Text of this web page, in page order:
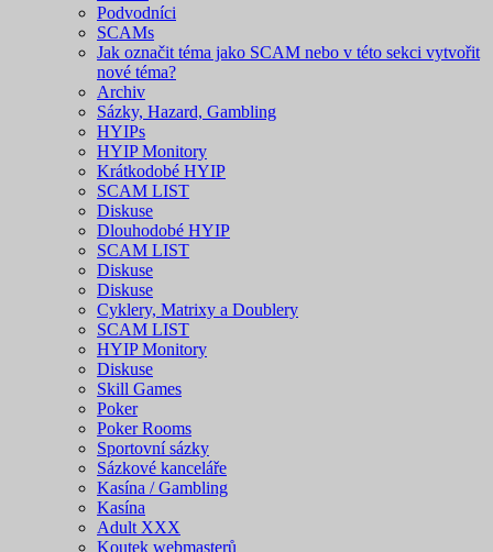
Podvodníci
SCAMs
Jak označit téma jako SCAM nebo v této sekci vytvořit
nové téma?
Archiv
Sázky, Hazard, Gambling
HYIPs
HYIP Monitory
Krátkodobé HYIP
SCAM LIST
Diskuse
Dlouhodobé HYIP
SCAM LIST
Diskuse
Diskuse
Cyklery, Matrixy a Doublery
SCAM LIST
HYIP Monitory
Diskuse
Skill Games
Poker
Poker Rooms
Sportovní sázky
Sázkové kanceláře
Kasína / Gambling
Kasína
Adult XXX
Koutek webmasterů